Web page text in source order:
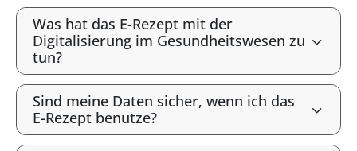
Was hat das E-Rezept mit der
Digitalisierung im Gesundheitswesen zu
tun?
Sind meine Daten sicher, wenn ich das
E-Rezept benutze?